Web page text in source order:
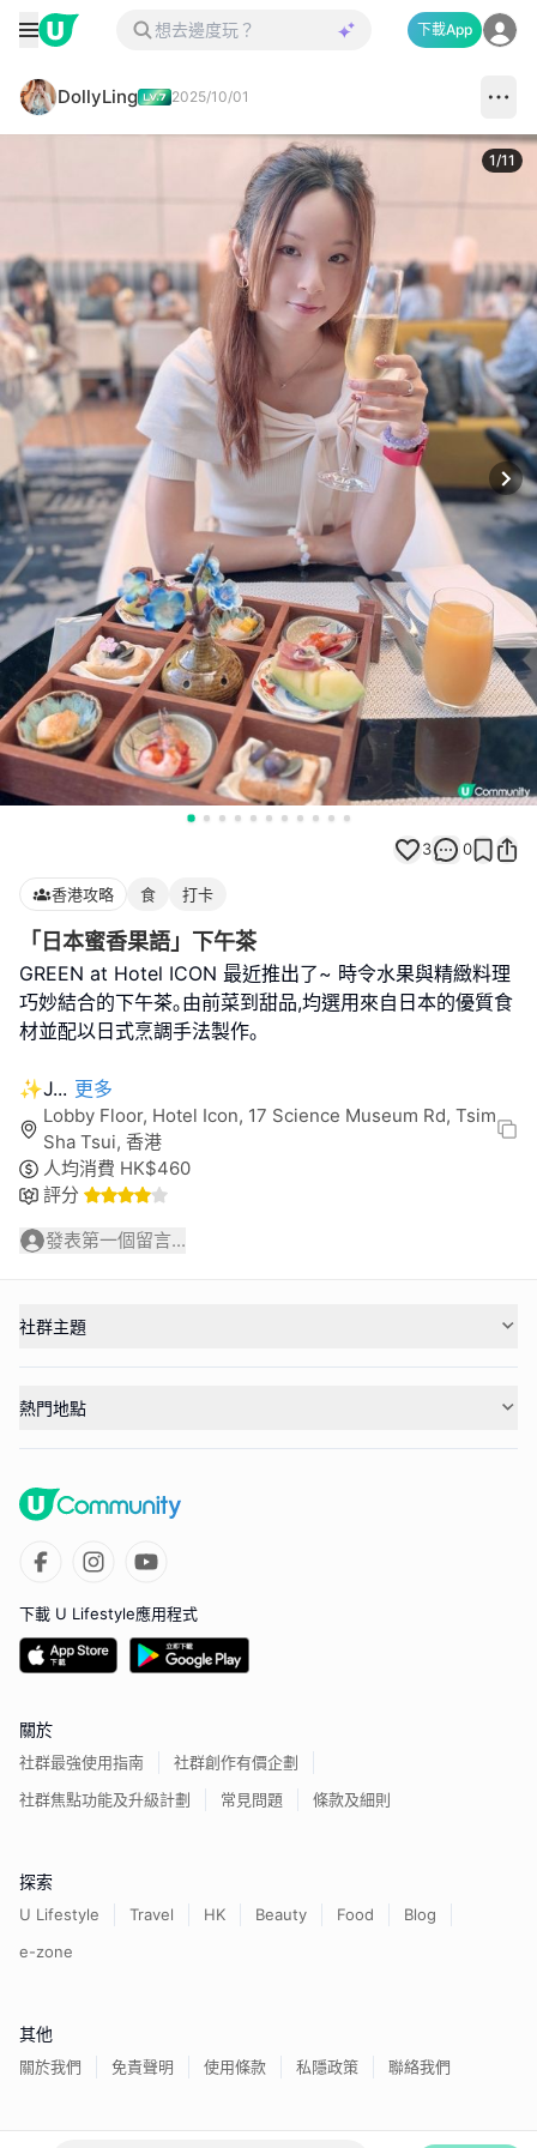
下載App
DollyLing 2025/10/01
1/11
3 0
香港攻略 食 打卡
「日本蜜香果語」下午茶
GREEN at Hotel ICON 最近推出了~ 時令水果與精緻料理
巧妙結合的下午茶｡由前菜到甜品,均選用來自日本的優質食
材並配以日式烹調手法製作｡
✨J... 更多
Lobby Floor, Hotel Icon, 17 Science Museum Rd, Tsim
Sha Tsui, 香港
人均消費 HK$460
評分
發表第一個留言...
社群主題
熱門地點
下載 U Lifestyle應用程式
關於
社群最強使用指南
社群創作有價企劃
社群焦點功能及升級計劃
常見問題 條款及細則
探索
U Lifestyle Travel HK Beauty Food
Blog
e-zone
其他
關於我們 免責聲明 使用條款 私隱政策 聯絡我們